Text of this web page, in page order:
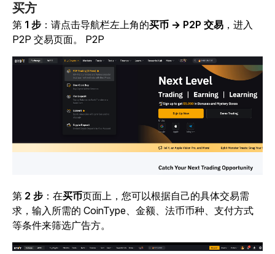
买方
第 1 步 ：请点击导航栏左上角的买币 → P2P 交易 ，进入
P2P 交易页面。
P2P
第 2 步 ：在买币页面上，您可以根据自己的具体交易需
求，输入所需的 CoinType、金额、法币币种、支付方式
等条件来筛选广告方。